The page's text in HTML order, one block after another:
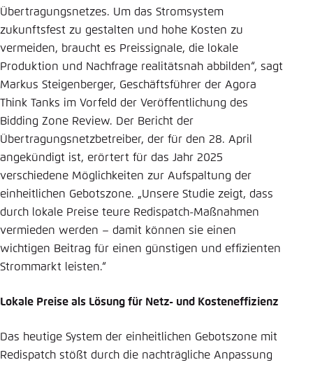
Übertragungsnetzes. Um das Stromsystem
zukunftsfest zu gestalten und hohe Kosten zu
vermeiden, braucht es Preissignale, die lokale
Produktion und Nachfrage realitätsnah abbilden“, sagt
Markus Steigenberger, Geschäftsführer der Agora
Think Tanks im Vorfeld der Veröffentlichung des
Bidding Zone Review. Der Bericht der
Übertragungsnetzbetreiber, der für den 28. April
angekündigt ist, erörtert für das Jahr 2025
verschiedene Möglichkeiten zur Aufspaltung der
einheitlichen Gebotszone. „Unsere Studie zeigt, dass
durch lokale Preise teure Redispatch-Maßnahmen
vermieden werden – damit können sie einen
wichtigen Beitrag für einen günstigen und effizienten
Strommarkt leisten.“
Lokale Preise als Lösung für Netz- und Kosteneffizienz
Das heutige System der einheitlichen Gebotszone mit
Redispatch stößt durch die nachträgliche Anpassung